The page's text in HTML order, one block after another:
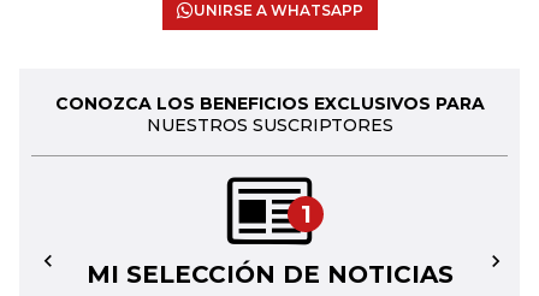
UNIRSE A WHATSAPP
CONOZCA LOS BENEFICIOS EXCLUSIVOS PARA
NUESTROS SUSCRIPTORES
1
MI SELECCIÓN DE NOTICIAS
← →